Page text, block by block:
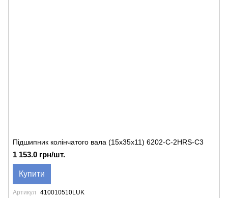
Підшипник колінчатого вала (15x35x11) 6202-C-2HRS-C3
1 153.0 грн/шт.
Купити
Артикул
410010510LUK